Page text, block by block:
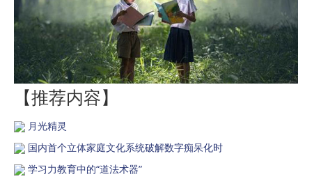
【推荐内容】
月光精灵
国内首个立体家庭文化系统破解数字痴呆化时
学习力教育中的“道法术器”